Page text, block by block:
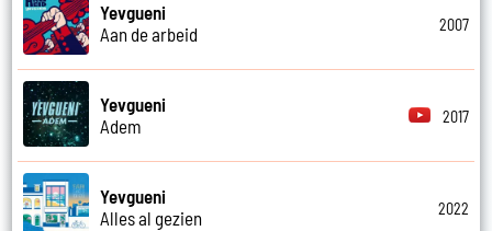
Yevgueni
Aan de arbeid
2007
Yevgueni
Adem
2017
Yevgueni
Alles al gezien
2022